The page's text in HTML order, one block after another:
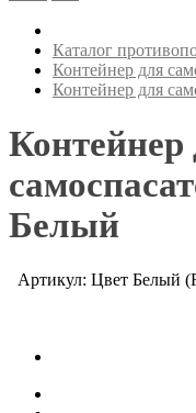
Каталог
Контейнер для
Контейнер для
Контейнер
Белый
Артикул: Цвет Белый